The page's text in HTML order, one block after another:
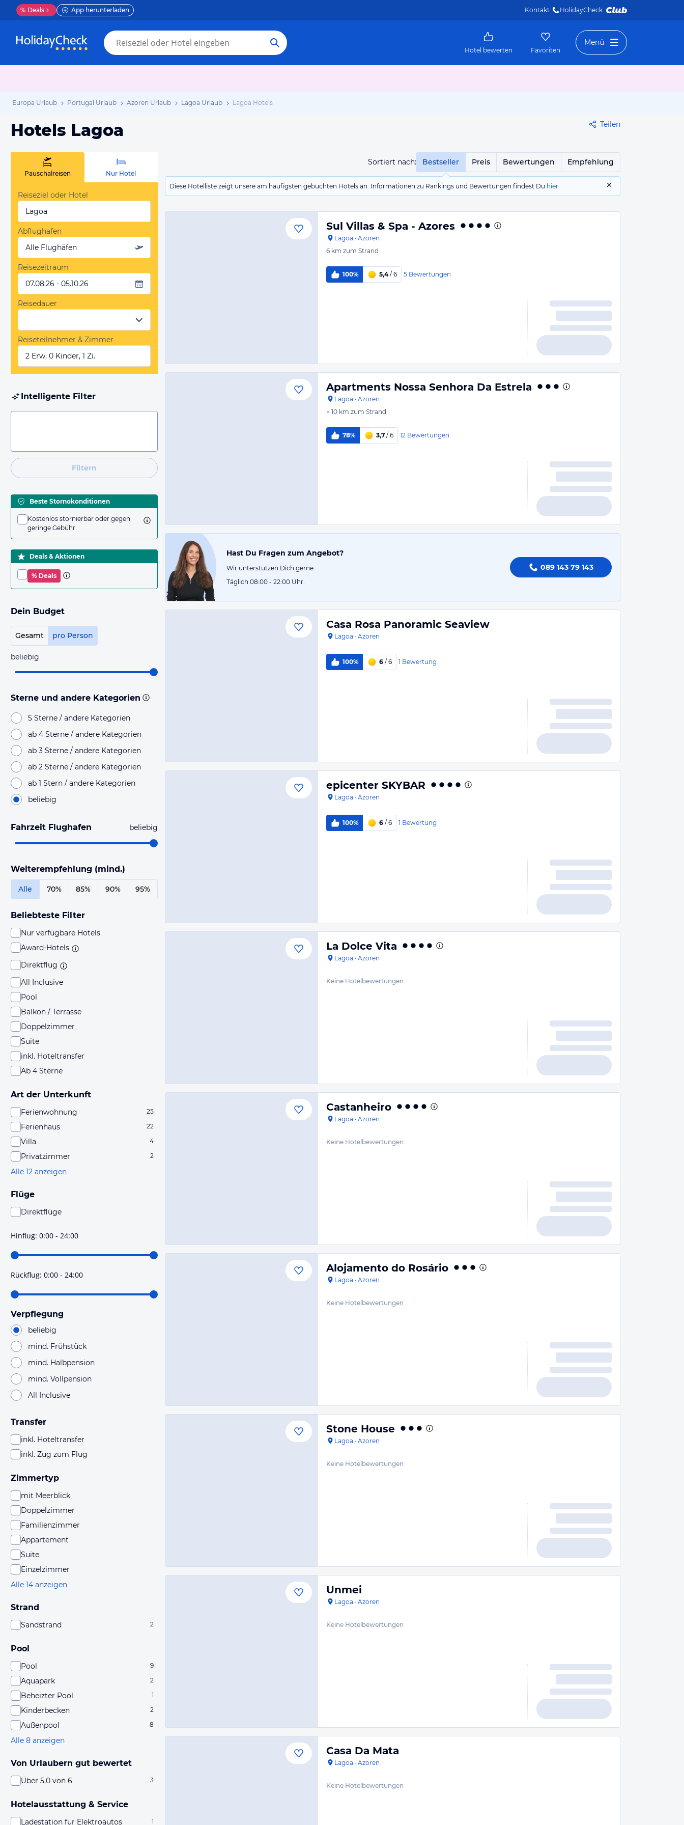
% Deals App herunterladen Kontakt HolidayCheck
Hotel bewerten Favoriten
Menü
Europa Urlaub Portugal Urlaub Azoren Urlaub Lagoa Urlaub Lagoa Hotels
Hotels Lagoa Teilen
Sortiert nach: Bestseller Preis Bewertungen Empfehlung
Diese Hotelliste zeigt unsere am häufigsten gebuchten Hotels an. Informationen zu Rankings und Bewertungen findest Du hier
Pauschalreisen Nur Hotel
Reiseziel oder Hotel
Lagoa
Abflughafen
Alle Flughäfen
Reisezeitraum
07.08.26 - 05.10.26
Reisedauer
Reiseteilnehmer & Zimmer
2 Erw, 0 Kinder, 1 Zi.
Intelligente Filter
Filtern
Beste Stornokonditionen
Kostenlos stornierbar oder gegen
geringe Gebühr
Deals & Aktionen
% Deals
Dein Budget
Gesamt pro Person
beliebig
Sterne und andere Kategorien
5 Sterne / andere Kategorien
ab 4 Sterne / andere Kategorien
ab 3 Sterne / andere Kategorien
ab 2 Sterne / andere Kategorien
ab 1 Stern / andere Kategorien
beliebig
Fahrzeit Flughafen beliebig
Weiterempfehlung (mind.)
Alle 70% 85% 90% 95%
Beliebteste Filter
Nur verfügbare Hotels
Award-Hotels
Direktflug
All Inclusive
Pool
Balkon / Terrasse
Doppelzimmer
Suite
inkl. Hoteltransfer
Ab 4 Sterne
Art der Unterkunft
Ferienwohnung 25
Ferienhaus 22
Villa 4
Privatzimmer 2
Alle 12 anzeigen
Flüge
Direktflüge
hoher Wahrscheinlichkeit Direktflüge sind. Bitte
prüfe vor der Buchung noch einmal die Flugdetails.
Hinflug: 0:00 - 24:00
Rückflug: 0:00 - 24:00
Verpflegung
beliebig
mind. Frühstück
mind. Halbpension
mind. Vollpension
All Inclusive
Transfer
inkl. Hoteltransfer
inkl. Zug zum Flug
Zimmertyp
mit Meerblick
Doppelzimmer
Familienzimmer
Appartement
Suite
Einzelzimmer
Alle 14 anzeigen
Strand
Sandstrand 2
Pool
Pool 9
Aquapark 2
Beheizter Pool 1
Kinderbecken 2
Außenpool 8
Alle 8 anzeigen
Von Urlaubern gut bewertet
Über 5,0 von 6 3
Hotelausstattung & Service
Ladestation für Elektroautos 1
Sul Villas & Spa - Azores
Lagoa · Azoren
6 km zum Strand
100% 5,4/ 6 5 Bewertungen
Apartments Nossa Senhora Da Estrela
Lagoa · Azoren
> 10 km zum Strand
78% 3,7 / 6 12 Bewertungen
Hast Du Fragen zum Angebot?
Wir unterstützen Dich gerne.
Täglich 08:00 - 22:00 Uhr.
089 143 79 143
Casa Rosa Panoramic Seaview
Lagoa · Azoren
100% 6 / 6 1 Bewertung
epicenter SKYBAR
Lagoa · Azoren
100% 6 / 6 1 Bewertung
La Dolce Vita
Lagoa · Azoren
Keine Hotelbewertungen
Castanheiro
Lagoa · Azoren
Keine Hotelbewertungen
Alojamento do Rosário
Lagoa · Azoren
Keine Hotelbewertungen
Stone House
Lagoa · Azoren
Keine Hotelbewertungen
Unmei
Lagoa · Azoren
Keine Hotelbewertungen
Casa Da Mata
Lagoa · Azoren
Keine Hotelbewertungen